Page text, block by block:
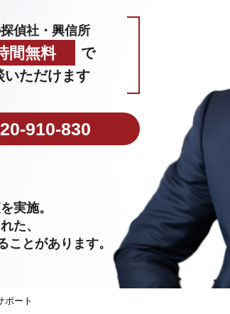
偵社・興信所
間無料
で
いただけます
910-830
実施。
た、
とがあります。
ポート